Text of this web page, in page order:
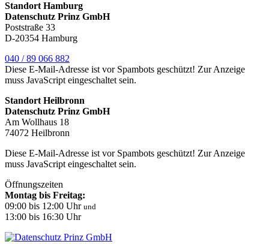
Standort Hamburg
Datenschutz Prinz GmbH
Poststraße 33
D-20354 Hamburg
040 / 89 066 882
Diese E-Mail-Adresse ist vor Spambots geschützt! Zur Anzeige
muss JavaScript eingeschaltet sein.
Standort Heilbronn
Datenschutz Prinz GmbH
Am Wollhaus 18
74072 Heilbronn
Diese E-Mail-Adresse ist vor Spambots geschützt! Zur Anzeige
muss JavaScript eingeschaltet sein.
Öffnungszeiten
Montag bis Freitag:
09:00 bis 12:00 Uhr und
13:00 bis 16:30 Uhr